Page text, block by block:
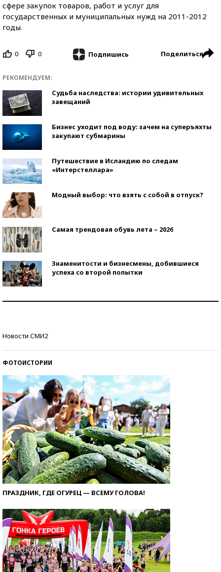
сфере закупок товаров, работ и услуг для
государственных и муниципальных нужд на 2011-2012
годы.
0 0 Подпишись Поделиться
РЕКОМЕНДУЕМ:
Судьба наследства: истории удивительных
завещаний
Бизнес уходит под воду: зачем на суперъяхты
закупают субмарины
Путешествие в Исландию по следам
«Интерстеллара»
Модный выбор: что взять с собой в отпуск?
Самая трендовая обувь лета – 2026
Знаменитости и бизнесмены, добившиеся
успеха со второй попытки
Новости СМИ2
ФОТОИСТОРИИ
ПРАЗДНИК, ГДЕ ОГУРЕЦ — ВСЕМУ ГОЛОВА!